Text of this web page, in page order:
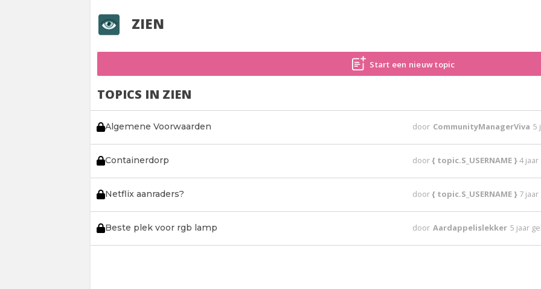
ZIEN
Start een nieuw topic
TOPICS IN ZIEN
Algemene Voorwaarden door CommunityManagerViva 5
Containerdorp door{ topic.S_USERNAME }4
Netflix aanraders? door{ topic.S_USERNAME } 7
Beste plek voor rgb lamp door Aardappelislekker 5 jaar